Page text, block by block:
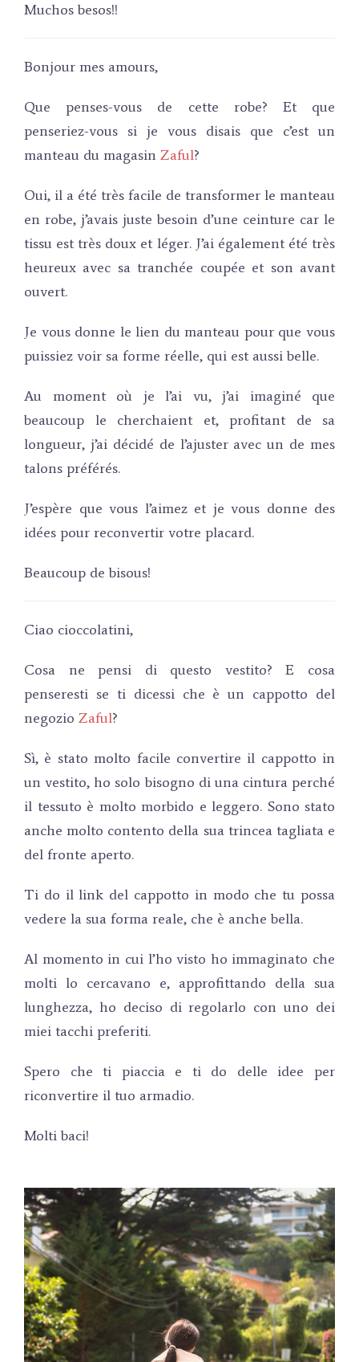
Muchos besos!!
Bonjour mes amours,
Que penses-vous de cette robe? Et que
penseriez-vous si je vous disais que c’est un
manteau du magasin Zaful?
Oui, il a été très facile de transformer le manteau
en robe, j’avais juste besoin d’une ceinture car le
tissu est très doux et léger. J’ai également été très
heureux avec sa tranchée coupée et son avant
ouvert.
Je vous donne le lien du manteau pour que vous
puissiez voir sa forme réelle, qui est aussi belle.
Au moment où je l’ai vu, j’ai imaginé que
beaucoup le cherchaient et, profitant de sa
longueur, j’ai décidé de l’ajuster avec un de mes
talons préférés.
J’espère que vous l’aimez et je vous donne des
idées pour reconvertir votre placard.
Beaucoup de bisous!
Ciao cioccolatini,
Cosa ne pensi di questo vestito? E cosa
penseresti se ti dicessi che è un cappotto del
negozio Zaful?
Sì, è stato molto facile convertire il cappotto in
un vestito, ho solo bisogno di una cintura perché
il tessuto è molto morbido e leggero. Sono stato
anche molto contento della sua trincea tagliata e
del fronte aperto.
Ti do il link del cappotto in modo che tu possa
vedere la sua forma reale, che è anche bella.
Al momento in cui l’ho visto ho immaginato che
molti lo cercavano e, approfittando della sua
lunghezza, ho deciso di regolarlo con uno dei
miei tacchi preferiti.
Spero che ti piaccia e ti do delle idee per
riconvertire il tuo armadio.
Molti baci!